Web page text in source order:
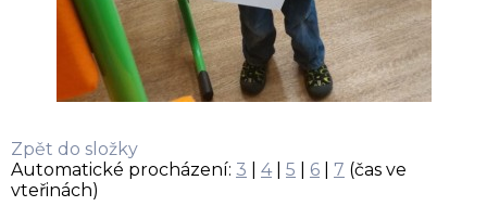
Zpět do složky
Automatické procházení: 3 4| 5 6 7 (čas ve
vteřinách)